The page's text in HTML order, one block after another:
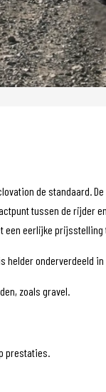
de standaard.
tussen de rijder
eerlijke prijsstelling
helder onderverdeeld
zoals gravel.
prestaties.